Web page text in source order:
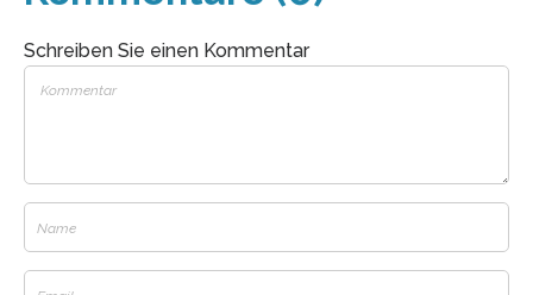
Schreiben Sie einen Kommentar